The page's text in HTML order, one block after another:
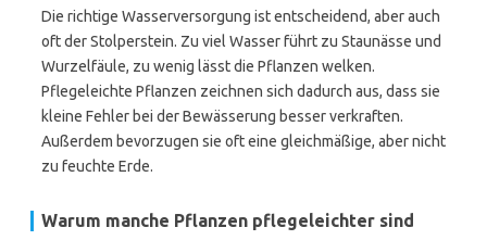
Die richtige Wasserversorgung ist entscheidend, aber auch
oft der Stolperstein. Zu viel Wasser führt zu Staunässe und
Wurzelfäule, zu wenig lässt die Pflanzen welken.
Pflegeleichte Pflanzen zeichnen sich dadurch aus, dass sie
kleine Fehler bei der Bewässerung besser verkraften.
Außerdem bevorzugen sie oft eine gleichmäßige, aber nicht
zu feuchte Erde.
Warum manche Pflanzen pflegeleichter sind